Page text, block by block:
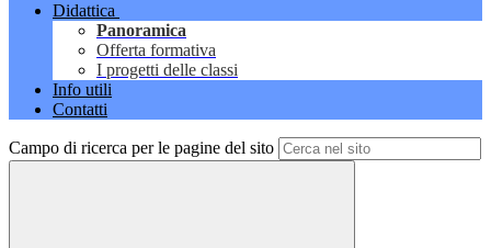
Didattica
Panoramica
Offerta formativa
I progetti delle classi
Info utili
Contatti
Campo di ricerca per le pagine del sito